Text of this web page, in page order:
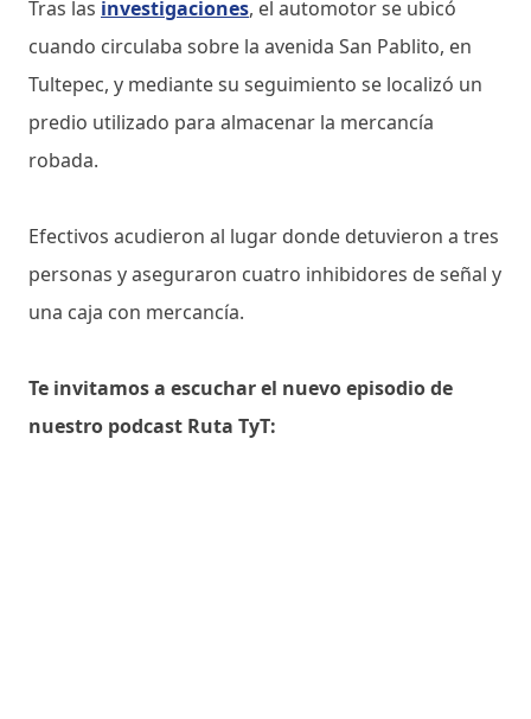
Tras las investigaciones, el automotor se ubicó
cuando circulaba sobre la avenida San Pablito, en
Tultepec, y mediante su seguimiento se localizó un
predio utilizado para almacenar la mercancía
robada.
Efectivos acudieron al lugar donde detuvieron a tres
personas y aseguraron cuatro inhibidores de señal y
una caja con mercancía.
Te invitamos a escuchar el nuevo episodio de
nuestro podcast Ruta TyT: